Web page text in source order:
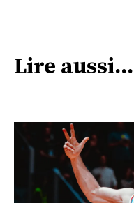
Lire aussi...